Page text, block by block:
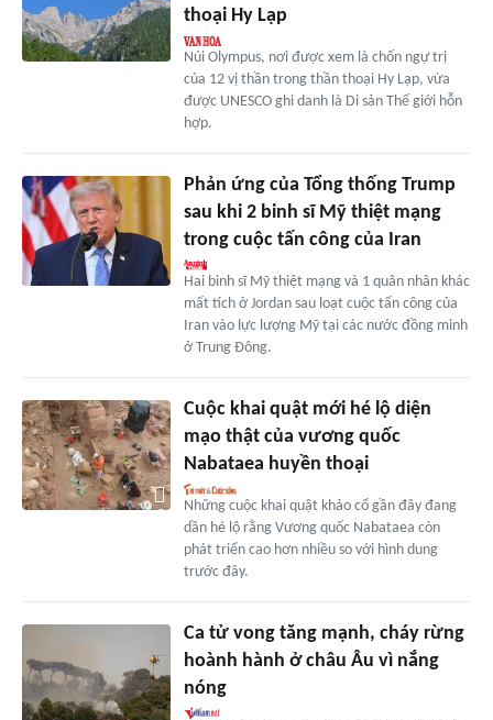
thoại Hy Lạp
Núi Olympus, nơi được xem là chốn ngự trị
của 12 vị thần trong thần thoại Hy Lạp, vừa
được UNESCO ghi danh là Di sản Thế giới hỗn
hợp.
Phản ứng của Tổng thống Trump
sau khi 2 binh sĩ Mỹ thiệt mạng
trong cuộc tấn công của Iran
Hai binh sĩ Mỹ thiệt mạng và 1 quân nhân khác
mất tích ở Jordan sau loạt cuộc tấn công của
Iran vào lực lượng Mỹ tại các nước đồng minh
ở Trung Đông.
Cuộc khai quật mới hé lộ diện
mạo thật của vương quốc
Nabataea huyền thoại
Những cuộc khai quật khảo cổ gần đây đang
dần hé lộ rằng Vương quốc Nabataea còn
phát triển cao hơn nhiều so với hình dung
trước đây.
Ca tử vong tăng mạnh, cháy rừng
hoành hành ở châu Âu vì nắng
nóng